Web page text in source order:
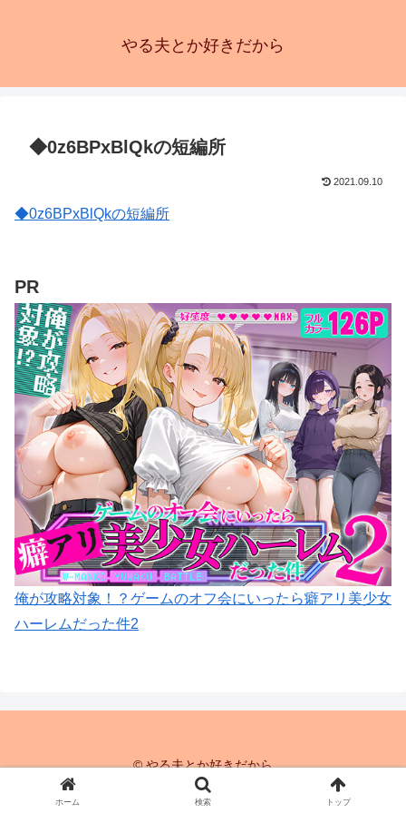
やる夫とか好きだから
◆0z6BPxBlQkの短編所
2021.09.10
◆0z6BPxBlQkの短編所
PR
俺が攻略対象！？ゲームのオフ会にいったら癖アリ美少女
ハーレムだった件2
© やる夫とか好きだから
ホーム 検索 トップ